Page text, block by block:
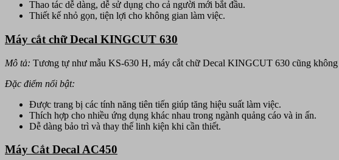
Thao tác dễ dàng, dễ sử dụng cho cả người mới bắt đầu.
Thiết kế nhỏ gọn, tiện lợi cho không gian làm việc.
Máy cắt chữ Decal KINGCUT 630
Mô tả: Tương tự như mẫu KS-630 H, máy cắt chữ Decal KINGCUT 630 cũng không
Đặc điểm nổi bật:
Được trang bị các tính năng tiên tiến giúp tăng hiệu suất làm việc.
Thích hợp cho nhiều ứng dụng khác nhau trong ngành quảng cáo và in ấn.
Dễ dàng bảo trì và thay thế linh kiện khi cần thiết.
Máy Cắt Decal AC450